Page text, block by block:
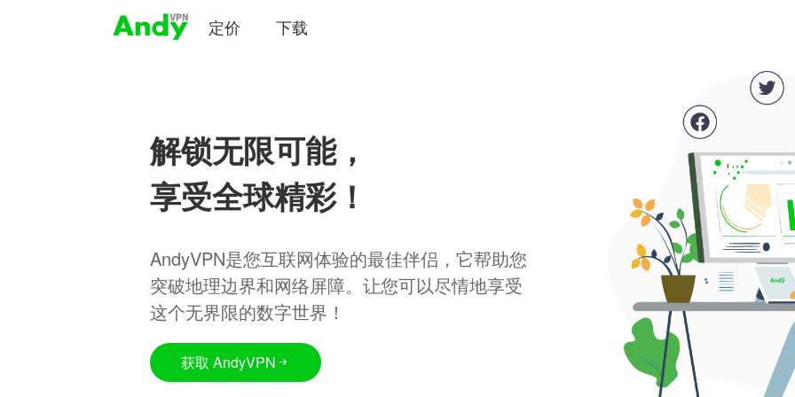
定价 下载
解锁无限可能，
享受全球精彩！
AndyVPN是您互联网体验的最佳伴侣，它帮助您
突破地理边界和网络屏障。让您可以尽情地享受
这个无界限的数字世界！
获取 AndyVPN